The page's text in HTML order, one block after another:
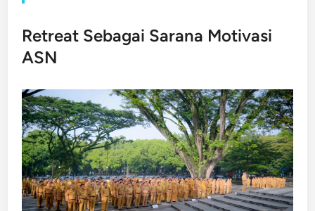
Retreat Sebagai Sarana Motivasi
ASN